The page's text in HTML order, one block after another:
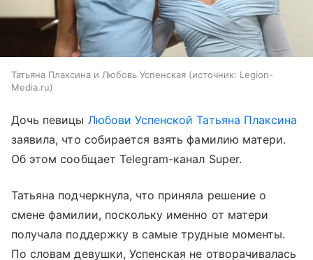
Татьяна Плаксина и Любовь Успенская источник: Legion-
Media.ru
Дочь певицы Любови Успенской Татьяна Плаксина
заявила, что собирается взять фамилию матери.
Об этом сообщает Telegram-канал Super.
Татьяна подчеркнула, что приняла решение о
смене фамилии, поскольку именно от матери
получала поддержку в самые трудные моменты.
По словам девушки, Успенская не отворачивалась